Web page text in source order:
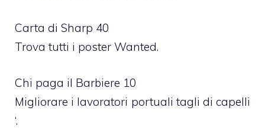
Carta di Sharp 40
Trova tutti i poster Wanted.
Chi paga il Barbiere 10
Migliorare i lavoratori portuali tagli di capelli
‘.